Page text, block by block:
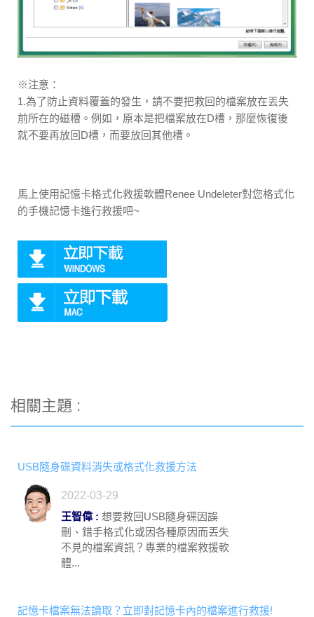
※注意：
1.為了防止資料覆蓋的發生，請不要把救回的檔案放在丟失
前所在的磁槽。例如，原本是把檔案放在D槽，那麼恢復後
就不要再放回D槽，而要放回其他槽。
馬上使用記憶卡格式化救援軟體Renee Undeleter對您格式化
的手機記憶卡進行救援吧~
相關主題 :
USB隨身碟資料消失或格式化救援方法
2022-03-29
王智偉 : 想要救回USB隨身碟因誤
刪、錯手格式化或因各種原因而丟失
不見的檔案資訊？專業的檔案救援軟
體...
記憶卡檔案無法讀取？立即對記憶卡內的檔案進行救援!